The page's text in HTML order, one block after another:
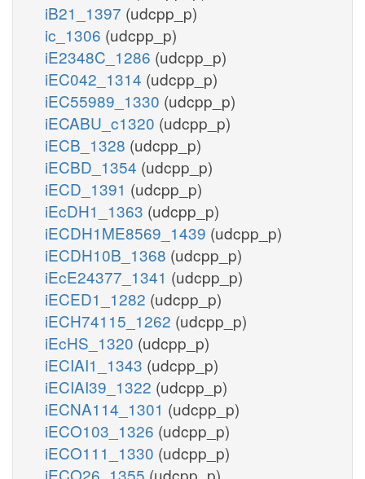
iB21_1397 (udcpp_p)
ic_1306 (udcpp_p)
iE2348C_1286 (udcpp_p)
iEC042_1314 (udcpp_p)
iEC55989_1330 (udcpp_p)
iECABU_c1320 (udcpp_p)
iECB_1328 (udcpp_p)
iECBD_1354 (udcpp_p)
iECD_1391 (udcpp_p)
iEcDH1_1363 (udcpp_p)
iECDH1ME8569_1439 (udcpp_p)
iECDH10B_1368 (udcpp_p)
iEcE24377_1341 (udcpp_p)
iECED1_1282 (udcpp_p)
iECH74115_1262 (udcpp_p)
iEcHS_1320 (udcpp_p)
iECIAI1_1343 (udcpp_p)
iECIAI39_1322 (udcpp_p)
iECNA114_1301 (udcpp_p)
iECO103_1326 (udcpp_p)
iECO111_1330 (udcpp_p)
iECO26_1355 (udcpp_p)